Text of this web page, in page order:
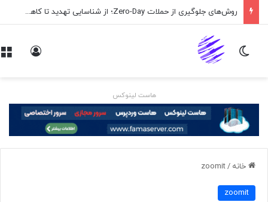
روش‌های جلوگیری از حملات Zero-Day؛ از شناسایی تهدید تا کاهش ریسک
تغییر پوسته
هاست لینوکس
خانه /
zoomit
zoomit